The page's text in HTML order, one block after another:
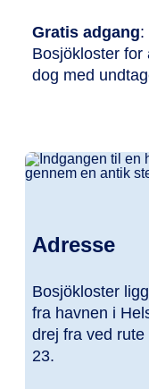
Gratis adgang:
Bosjökloster for
dog med
Adresse
Bosjökloster
fra havnen i
drej fra ved
23.